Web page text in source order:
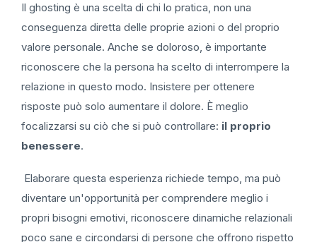
Il ghosting è una scelta di chi lo pratica, non una
conseguenza diretta delle proprie azioni o del proprio
valore personale. Anche se doloroso, è importante
riconoscere che la persona ha scelto di interrompere la
relazione in questo modo. Insistere per ottenere
risposte può solo aumentare il dolore. È meglio
focalizzarsi su ciò che si può controllare: il proprio
benessere.
Elaborare questa esperienza richiede tempo, ma può
diventare un'opportunità per comprendere meglio i
propri bisogni emotivi, riconoscere dinamiche relazionali
poco sane e circondarsi di persone che offrono rispetto